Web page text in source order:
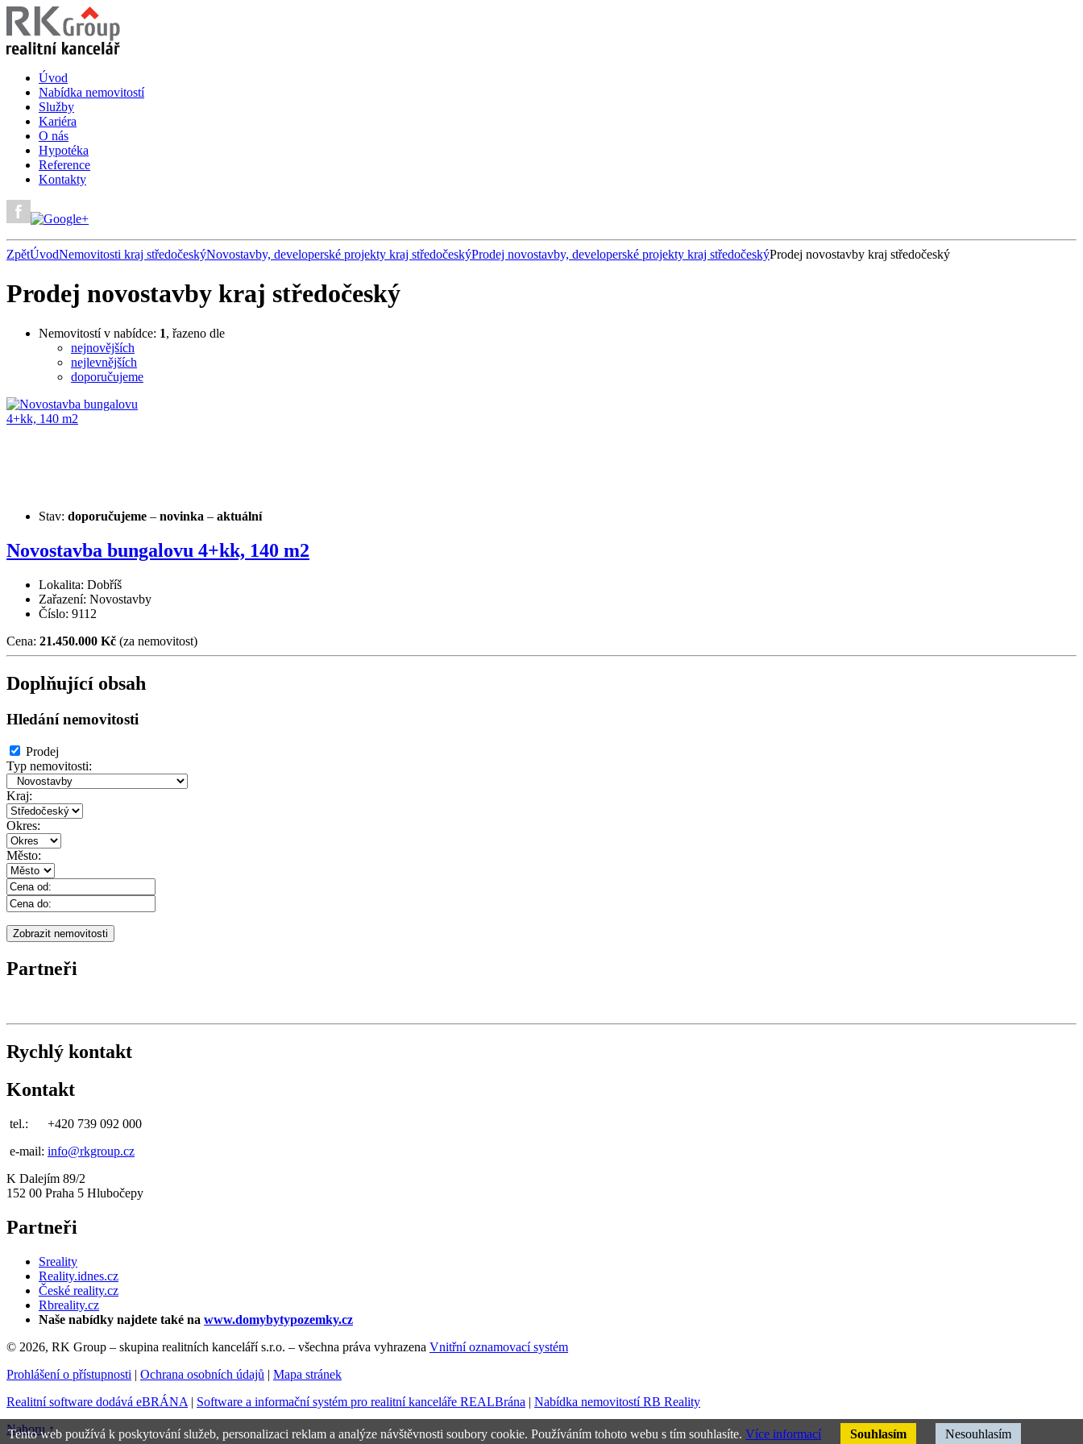
Úvod
Nabídka nemovitostí
Služby
Kariéra
O nás
Hypotéka
Reference
Kontakty
ZpětÚvodNemovitosti kraj středočeskýNovostavby, developerské projekty kraj středočeskýProdej novostavby, developerské projekty kraj středočeskýProdej novostavby kraj středočeský
Prodej novostavby kraj středočeský
Nemovitostí v nabídce: 1, řazeno dle
nejnovějších
nejlevnějších
doporučujeme
Stav: doporučujeme – novinka – aktuální
Novostavba bungalovu 4+kk, 140 m2
Lokalita: Dobříš
Zařazení: Novostavby
Číslo: 9112
Cena: 21.450.000 Kč (za nemovitost)
Doplňující obsah
Hledání nemovitosti
Prodej
Typ nemovitosti:
Kraj:
Okres:
Město:
Partneři
Rychlý kontakt
Kontakt
tel.: +420 739 092 000
e-mail: info@rkgroup.cz
K Dalejím 89/2
152 00 Praha 5 Hlubočepy
Partneři
Sreality
Reality.idnes.cz
České reality.cz
Rbreality.cz
Naše nabídky najdete také na www.domybytypozemky.cz
© 2026, RK Group – skupina realitních kanceláří s.r.o. – všechna práva vyhrazena Vnitřní oznamovací systém
Prohlášení o přístupnosti | Ochrana osobních údajů | Mapa stránek
Realitní software dodává eBRÁNA | Software a informační systém pro realitní kanceláře REALBrána | Nabídka nemovitostí RB Reality
Nahoru ↑
Tento web používá k poskytování služeb, personalizaci reklam a analýze návštěvnosti soubory cookie. Používáním tohoto webu s tím souhlasíte. Více informací Souhlasím Nesouhlasím